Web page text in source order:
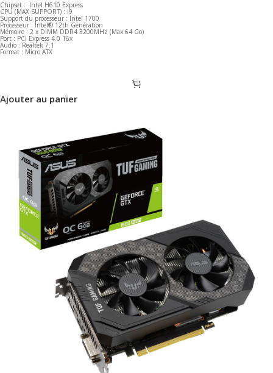
Chipset : Intel H610 Express
CPU (MAX SUPPORT) : i9
Support du processeur : Intel 1700
Processeur : Intel® 12th Génération
Mémoire : 2 x DiMM DDR4 3200MHz (Max 64 Go)
Port : PCI Express 4.0 16x
Audio : Realtek 7.1
Format : Micro ATX
Ajouter au panier